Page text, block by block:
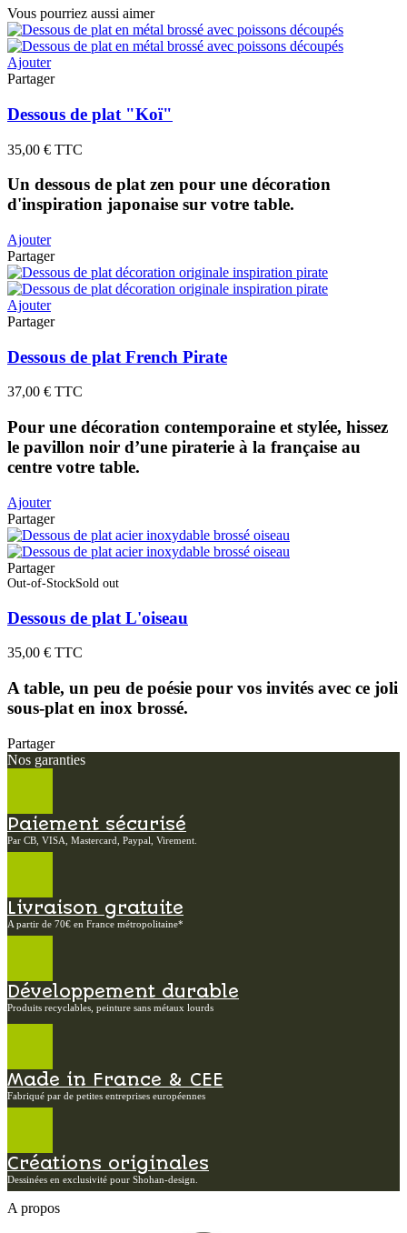
Vous pourriez aussi aimer
Ajouter
Partager
Dessous de plat "Koï"
35,00 € TTC
Un dessous de plat zen pour une décoration
d'inspiration japonaise sur votre table.
Ajouter
Partager
Ajouter
Partager
Dessous de plat French Pirate
37,00 € TTC
Pour une décoration contemporaine et stylée, hissez
le pavillon noir d’une piraterie à la française au
centre votre table.
Ajouter
Partager
Partager
Out-of-StockSold out
Dessous de plat L'oiseau
35,00 € TTC
A table, un peu de poésie pour vos invités avec ce joli
sous-plat en inox brossé.
Partager
Nos garanties
Paiement sécurisé
Par CB, VISA, Mastercard, Paypal, Virement.
Livraison gratuite
A partir de 70€ en France métropolitaine*
Développement durable
Produits recyclables, peinture sans métaux lourds
Made in France & CEE
Fabriqué par de petites entreprises européennes
Créations originales
Dessinées en exclusivité pour Shohan-design.
A propos